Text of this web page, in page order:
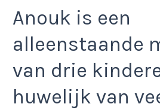
Anouk is een
alleenstaande
van drie
huwelijk van